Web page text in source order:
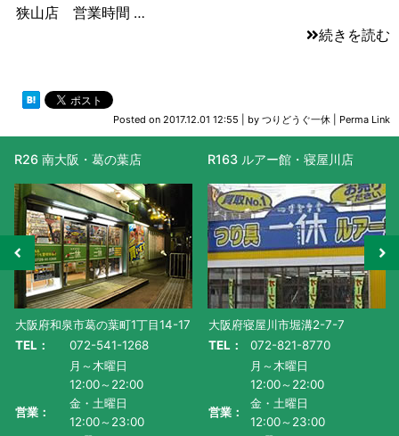
狭山店 営業時間 …
続きを読む
Posted on 2017.12.01 12:55 by つりどうぐ一休 Perma Link
R26 南大阪・葛の葉店
大阪府和泉市葛の葉町1丁目14-17
TEL：
072-541-1268
営業：
月～木曜日
12:00～22:00
金・土曜日
12:00～23:00
R163 ルアー館・寝屋川店
大阪府寝屋川市堀溝2-7-7
TEL：
072-821-8770
営業：
月～木曜日
12:00～22:00
金・土曜日
12:00～23:00